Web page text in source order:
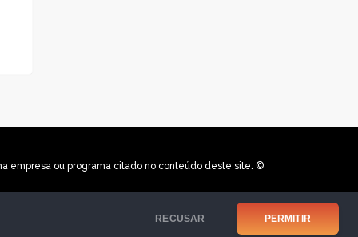
RECUSAR PERMITIR
empresa ou programa citado no conteúdo deste site. ©